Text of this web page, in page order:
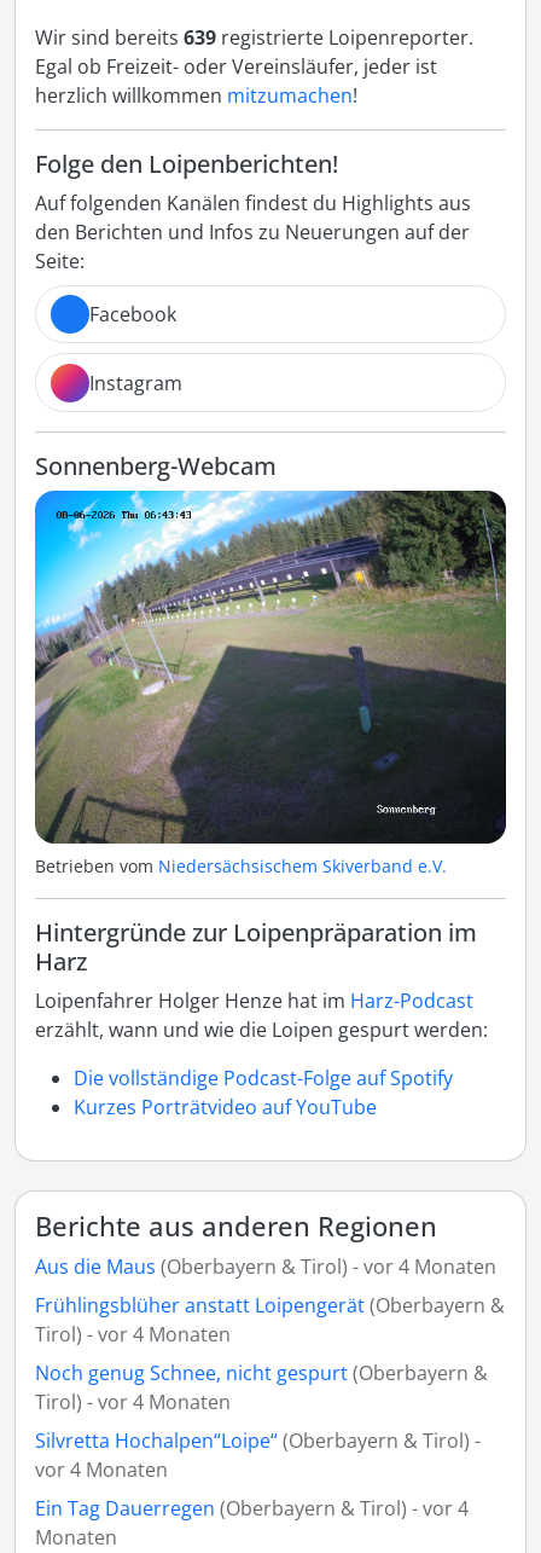
Wir sind bereits 639 registrierte Loipenreporter.
Egal ob Freizeit- oder Vereinsläufer, jeder ist
herzlich willkommen mitzumachen!
Folge den Loipenberichten!
Auf folgenden Kanälen findest du Highlights aus
den Berichten und Infos zu Neuerungen auf der
Seite:
Facebook
Instagram
Sonnenberg-Webcam
Betrieben vom Niedersächsischem Skiverband e.V.
Hintergründe zur Loipenpräparation im
Harz
Loipenfahrer Holger Henze hat im Harz-Podcast
erzählt, wann und wie die Loipen gespurt werden:
Die vollständige Podcast-Folge auf Spotify
Kurzes Porträtvideo auf YouTube
Berichte aus anderen Regionen
Aus die Maus (Oberbayern & Tirol) - vor 4 Monaten
Frühlingsblüher anstatt Loipengerät(Oberbayern &
Tirol) - vor 4 Monaten
Noch genug Schnee, nicht gespurt(Oberbayern &
Tirol) - vor 4 Monaten
Silvretta Hochalpen“Loipe“(Oberbayern & Tirol) -
vor 4 Monaten
Ein Tag Dauerregen (Oberbayern & Tirol) - vor 4
Monaten